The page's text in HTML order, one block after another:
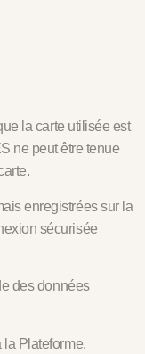
la carte utilisée est
ne peut être tenue
enregistrées sur la
sécurisée
des données
la Plateforme.